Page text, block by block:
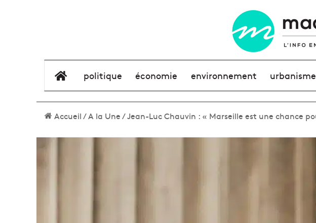
élément de menu
politique économie environnement urbanisme
Accueil/A la Une/Jean-Luc Chauvin : « Marseille est une chance